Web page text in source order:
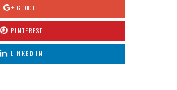
GOOGLE
PINTEREST
LINKED IN